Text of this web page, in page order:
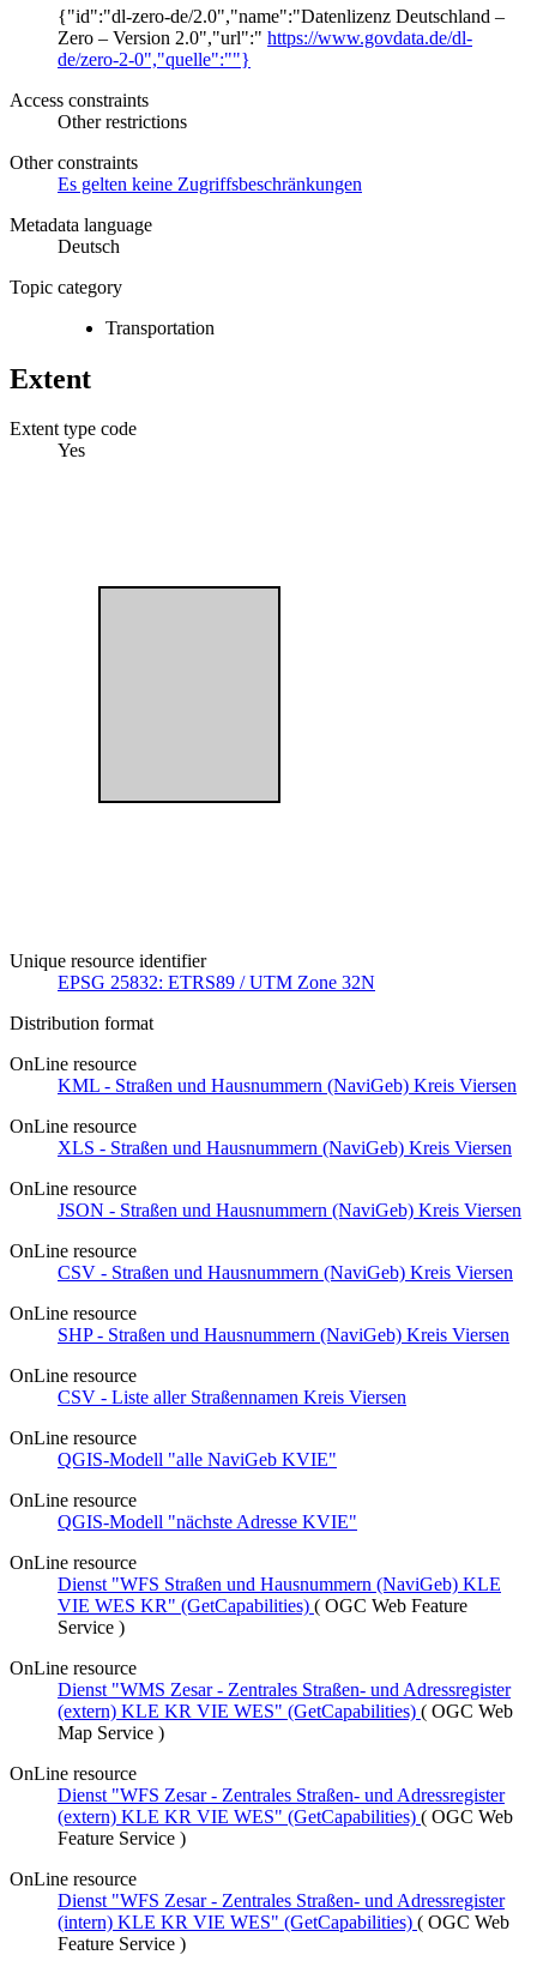
{"id":"dl-zero-de/2.0","name":"Datenlizenz Deutschland –
Zero – Version 2.0","url":" https://www.govdata.de/dl-
de/zero-2-0","quelle":""}
Access constraints
Other restrictions
Other constraints
Es gelten keine Zugriffsbeschränkungen
Metadata language
Deutsch
Topic category
Transportation
Extent
Extent type code
Yes
Unique resource identifier
EPSG 25832: ETRS89 / UTM Zone 32N
Distribution format
OnLine resource
KML - Straßen und Hausnummern (NaviGeb) Kreis Viersen
OnLine resource
XLS - Straßen und Hausnummern (NaviGeb) Kreis Viersen
OnLine resource
JSON - Straßen und Hausnummern (NaviGeb) Kreis Viersen
OnLine resource
CSV - Straßen und Hausnummern (NaviGeb) Kreis Viersen
OnLine resource
SHP - Straßen und Hausnummern (NaviGeb) Kreis Viersen
OnLine resource
CSV - Liste aller Straßennamen Kreis Viersen
OnLine resource
QGIS-Modell "alle NaviGeb KVIE"
OnLine resource
QGIS-Modell "nächste Adresse KVIE"
OnLine resource
Dienst "WFS Straßen und Hausnummern (NaviGeb) KLE
VIE WES KR" (GetCapabilities) ( OGC Web Feature
Service )
OnLine resource
Dienst "WMS Zesar - Zentrales Straßen- und Adressregister
(extern) KLE KR VIE WES" (GetCapabilities) ( OGC Web
Map Service )
OnLine resource
Dienst "WFS Zesar - Zentrales Straßen- und Adressregister
(extern) KLE KR VIE WES" (GetCapabilities) ( OGC Web
Feature Service )
OnLine resource
Dienst "WFS Zesar - Zentrales Straßen- und Adressregister
(intern) KLE KR VIE WES" (GetCapabilities) ( OGC Web
Feature Service )